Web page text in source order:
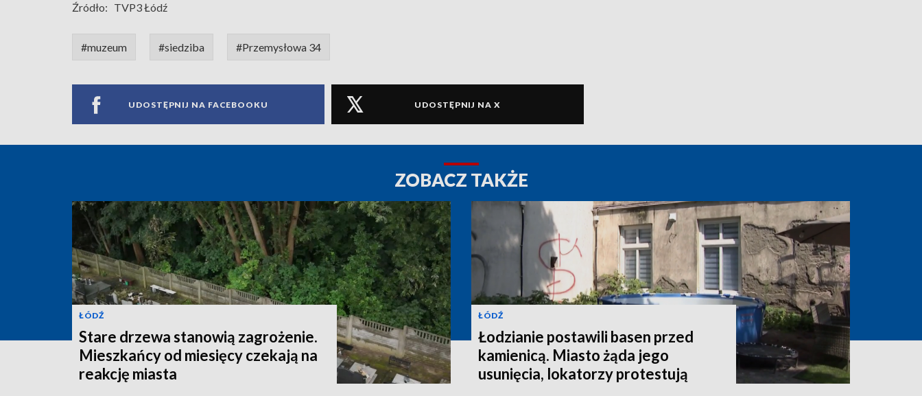
Źródło: TVP3 Łódź
#muzeum #siedziba #Przemysłowa 34
UDOSTĘPNIJ NA FACEBOOKU UDOSTĘPNIJ NA X
ZOBACZ TAKŻE
ŁÓDŹ
Stare drzewa stanowią zagrożenie.
Mieszkańcy od miesięcy czekają na
reakcję miasta
ŁÓDŹ
Łodzianie postawili basen przed
kamienicą. Miasto żąda jego
usunięcia, lokatorzy protestują